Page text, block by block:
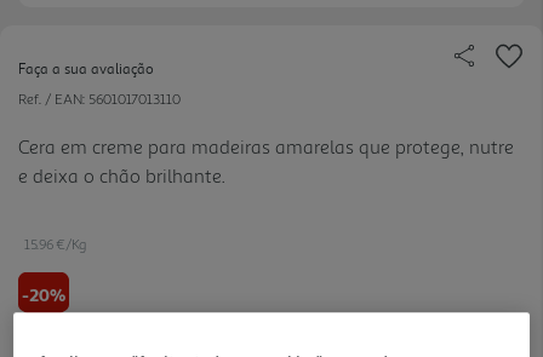
Faça a sua avaliação
Ref. / EAN: 5601017013110
Cera em creme para madeiras amarelas que protege, nutre
e deixa o chão brilhante.
15.96 €/Kg
-20%
Price reduced from
to